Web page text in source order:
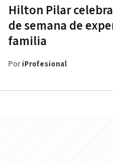
Hilton Pilar
de semana de
familia
PoriProfesional